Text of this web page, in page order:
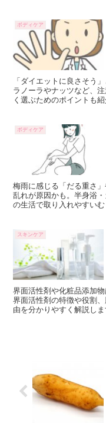
ボディケア
「ダイエットに良さそう
ラノーラやナッツなど、
く選ぶためのポイントも紹
ボディケア
梅雨に感じる「だる重さ
乱れが原因かも。半身浴
の生活で取り入れやすいむ
スキンケア
界面活性剤や化粧品添加
界面活性剤の特徴や役割
由を分かりやすく解説しま